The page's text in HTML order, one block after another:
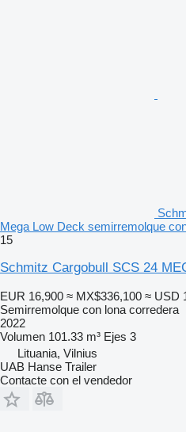
Mega Low Deck semirremolque
15
Schmitz Cargobull SCS 24
EUR 16,900 ≈ MX$336,100 ≈ USD
Semirremolque con lona corredera
2022
Volumen 101.33 m³ Ejes 3
Lituania, Vilnius
UAB Hanse Trailer
Contacte con el vendedor